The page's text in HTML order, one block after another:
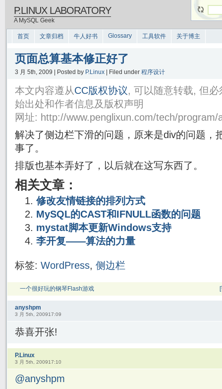
P.LINUX LABORATORY
A MySQL Geek
首页 文章归档 牛人好书 Glossary 工具软件 关于博主
页面总算基本修正好了
3 月 5th, 2009 | Posted by P.Linux | Filed under 程序设计
本文内容遵从CC版权协议, 可以随意转载, 但
始出处和作者信息及版权声明
网址: http://www.penglixun.com/tech/program/
解决了侧边栏下滑的问题，原来是div的问题，
事了。
排版也基本弄好了，以后就在这写东西了。
相关文章：
修改友情链接的排列方式
MySQL的CAST和IFNULL函数的问题
mystat脚本更新Windows支持
李开复——算法的力量
标签: WordPress, 侧边栏
一个很好玩的钢琴Flash游戏
anyshpm
3 月 5th, 200917:09
恭喜开张!
P.Linux
3 月 5th, 200917:10
@anyshpm